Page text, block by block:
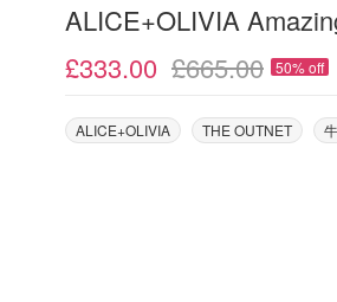
ALICE+OLIVIA
£333.00 £665.00 50% off
ALICE+OLIVIA THE OUTNET